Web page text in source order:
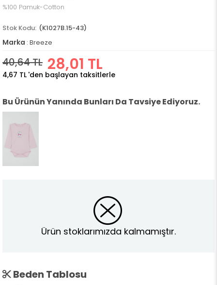
%100 Pamuk-Cotton
(K1027B.15-43)
Marka : Breeze
40,64 TL 28,01 TL
4,67 TL 'den başlayan taksitlerle
Bu Ürünün Yanında Bunları Da Tavsiye Ediyoruz.
Ürün stoklarımızda kalmamıştır.
Beden Tablosu